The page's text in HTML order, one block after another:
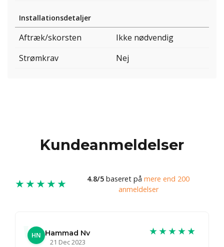
Installationsdetaljer
Aftræk/skorsten
Ikke nødvendig
Strømkrav
Nej
Kundeanmeldelser
★★★★★ 4.8/5 baseret på mere end 200
anmeldelser
HN Hammad Nv
21 Dec 2023
★★★★★